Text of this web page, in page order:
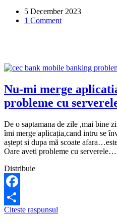
BRD?
5 December 2023
1 Comment
Nu-mi merge
probleme cu
De o saptamana de zile ,mai bine
îmi merge aplicația,cand intru se
aștept si dupa mă scoate
Oare aveti probleme cu serverele…
Distribuie
Facebook
Share
Citeste raspunsul